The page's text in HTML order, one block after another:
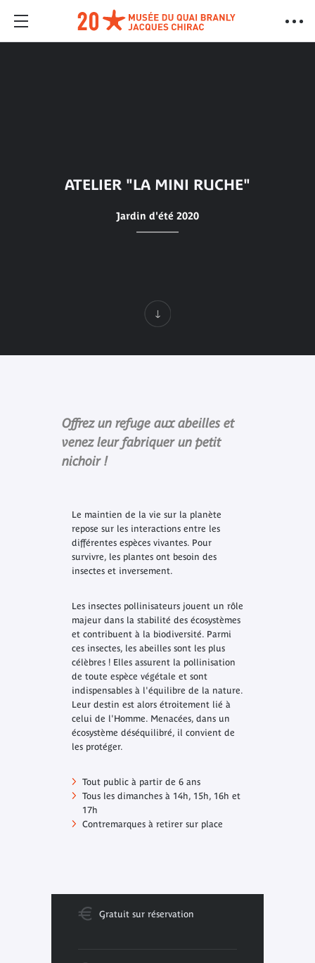
ATELIER "LA MINI RUCHE"
Jardin d'été 2020
Offrez un refuge aux abeilles et
venez leur fabriquer un petit
nichoir !
Le maintien de la vie sur la planète
repose sur les interactions entre les
différentes espèces vivantes. Pour
survivre, les plantes ont besoin des
insectes et inversement.
Les insectes pollinisateurs jouent un rôle
majeur dans la stabilité des écosystèmes
et contribuent à la biodiversité. Parmi
ces insectes, les abeilles sont les plus
célèbres ! Elles assurent la pollinisation
de toute espèce végétale et sont
indispensables à l'équilibre de la nature.
Leur destin est alors étroitement lié à
celui de l'Homme. Menacées, dans un
écosystème déséquilibré, il convient de
les protéger.
Tout public à partir de 6 ans
Tous les dimanches à 14h, 15h, 16h et
17h
Contremarques à retirer sur place
Gratuit sur réservation